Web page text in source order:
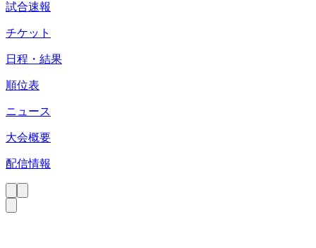
試合速報
チケット
日程・結果
順位表
ニュース
大会概要
配信情報